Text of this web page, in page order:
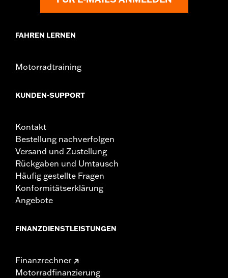
FAHREN LERNEN
Motorradtraining
KUNDEN-SUPPORT
Kontakt
Bestellung nachverfolgen
Versand und Zustellung
Rückgaben und Umtausch
Häufig gestellte Fragen
Konformitätserklärung
Angebote
FINANZDIENSTLEISTUNGEN
Finanzrechner
Motorradfinanzierung